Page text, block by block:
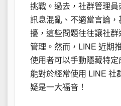
挑戰。過去，社群管理
訊息混亂、不適當言論，
擾，這些問題往往讓社
管理。然而，LINE 近期
使用者可以手動隱藏特
能對於經常使用 LINE 社
疑是一大福音！